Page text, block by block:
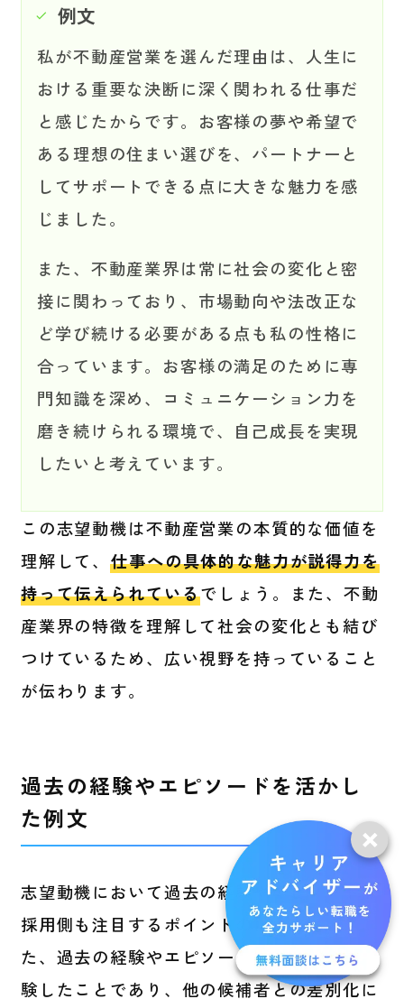
例文
私が不動産営業を選んだ理由は、人生に
おける重要な決断に深く関われる仕事だ
と感じたからです。お客様の夢や希望で
ある理想の住まい選びを、パートナーと
してサポートできる点に大きな魅力を感
じました。
また、不動産業界は常に社会の変化と密
接に関わっており、市場動向や法改正な
ど学び続ける必要がある点も私の性格に
合っています。お客様の満足のために専
門知識を深め、コミュニケーション力を
磨き続けられる環境で、自己成長を実現
したいと考えています。
この志望動機は不動産営業の本質的な価値を
理解して、仕事への具体的な魅力が説得力を
持って伝えられているでしょう。また、不動
産業界の特徴を理解して社会の変化とも結び
つけているため、広い視野を持っていること
が伝わります。
過去の経験やエピソードを活かし
た例文
志望動機において過去の経験やエピソードは
採用側も注目するポイントの1つです。ま
た、過去の経験やエピソードは自分のみが体
験したことであり、他の候補者との差別化に